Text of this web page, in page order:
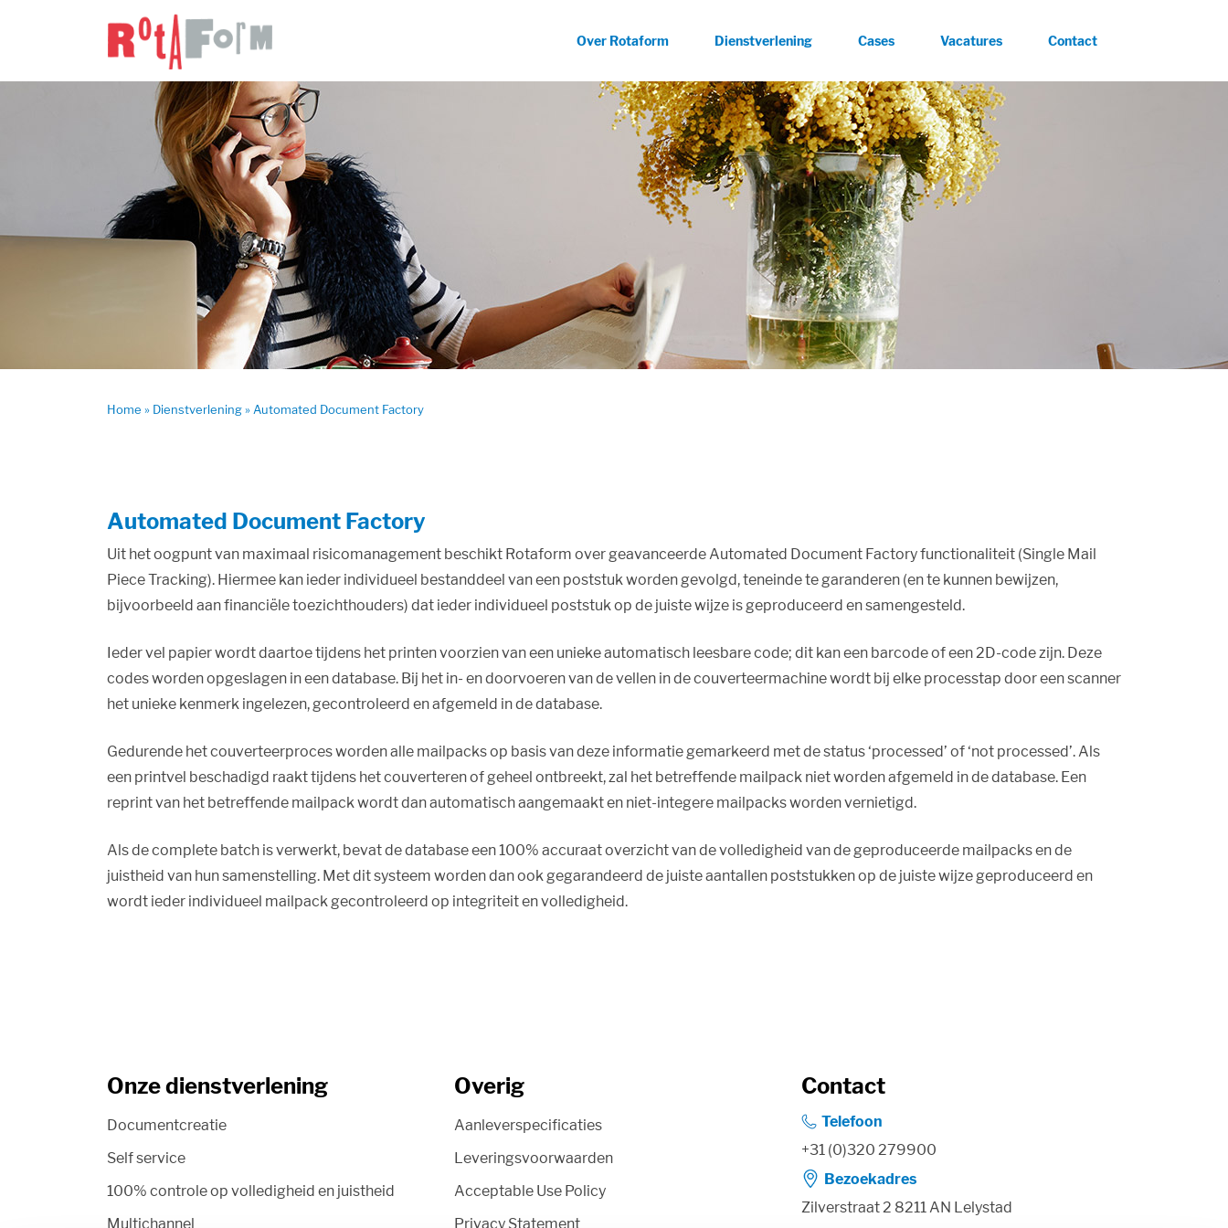
Over Rotaform Dienstverlening Cases Vacatures Contact
Home » Dienstverlening» Automated Document Factory
Automated Document Factory
Uit het oogpunt van maximaal risicomanagement beschikt Rotaform over geavanceerde Automated Document Factory functionaliteit (Single Mail
Piece Tracking). Hiermee kan ieder individueel bestanddeel van een poststuk worden gevolgd, teneinde te garanderen (en te kunnen bewijzen,
bijvoorbeeld aan financiële toezichthouders) dat ieder individueel poststuk op de juiste wijze is geproduceerd en samengesteld.
Ieder vel papier wordt daartoe tijdens het printen voorzien van een unieke automatisch leesbare code; dit kan een barcode of een 2D-code zijn. Deze
codes worden opgeslagen in een database. Bij het in- en doorvoeren van de vellen in de couverteermachine wordt bij elke processtap door een scanner
het unieke kenmerk ingelezen, gecontroleerd en afgemeld in de database.
Gedurende het couverteerproces worden alle mailpacks op basis van deze informatie gemarkeerd met de status ‘processed’ of ‘not processed’. Als
een printvel beschadigd raakt tijdens het couverteren of geheel ontbreekt, zal het betreffende mailpack niet worden afgemeld in de database. Een
reprint van het betreffende mailpack wordt dan automatisch aangemaakt en niet-integere mailpacks worden vernietigd.
Als de complete batch is verwerkt, bevat de database een 100% accuraat overzicht van de volledigheid van de geproduceerde mailpacks en de
juistheid van hun samenstelling. Met dit systeem worden dan ook gegarandeerd de juiste aantallen poststukken op de juiste wijze geproduceerd en
wordt ieder individueel mailpack gecontroleerd op integriteit en volledigheid.
Onze dienstverlening
Documentcreatie
Self service
100% controle op volledigheid en juistheid
Multichannel
Overig
Aanleverspecificaties
Leveringsvoorwaarden
Acceptable Use Policy
Privacy Statement
Contact
Telefoon
+31 (0)320 279900
Bezoekadres
Zilverstraat 2 8211 AN Lelystad